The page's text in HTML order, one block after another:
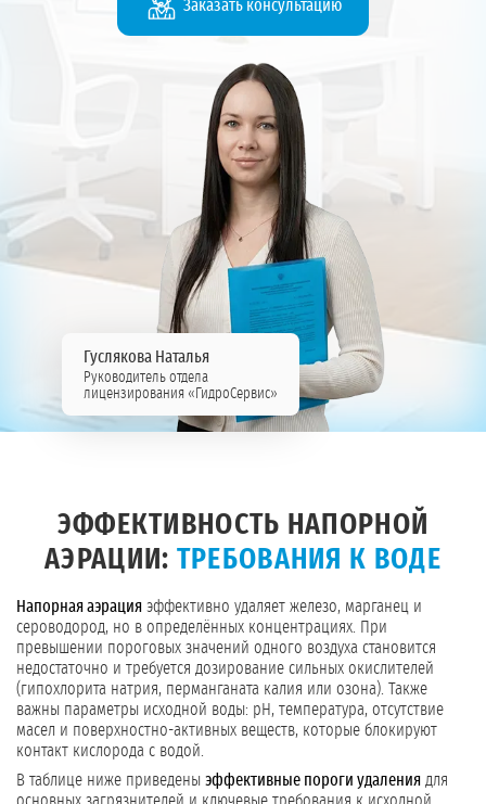
Заказать консультацию
Гуслякова Наталья
Руководитель отдела
лицензирования «ГидроСервис»
ЭФФЕКТИВНОСТЬ НАПОРНОЙ
АЭРАЦИИ: ТРЕБОВАНИЯ К ВОДЕ
Напорная аэрация эффективно удаляет железо, марганец и
сероводород, но в определённых концентрациях. При
превышении пороговых значений одного воздуха становится
недостаточно и требуется дозирование сильных окислителей
(гипохлорита натрия, перманганата калия или озона). Также
важны параметры исходной воды: pH, температура, отсутствие
масел и поверхностно-активных веществ, которые блокируют
контакт кислорода с водой.
В таблице ниже приведены эффективные пороги удаления для